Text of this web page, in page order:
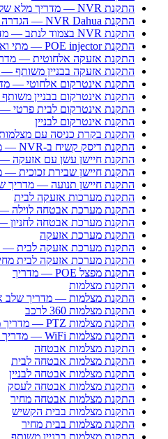
התקנת NVR — מדריך מלא שלב אחר שלב
התקנת NVR Dahua — הגדרה ראשונית מלאה
התקנת NVR בצמוד לנתב — מדריך חיבור
התקנת POE injector — מתי ואיך
התקנת אזעקה אלחוטית —
התקנת אזעקה בבניין משותף —
התקנת אינטרקום אלחוטי —
התקנת אינטרקום בבניין
התקנת אינטרקום לבית פרטי
התקנת אינטרקום לבניין
התקנת בקרת כניסה עם
התקנת דיסק קשיח ב-NVR — מדריך
התקנת חיישן עשן עם אזעקה
התקנת חיישן שבירת זכוכית —
התקנת חיישן תנועה — מדריך
התקנת מערכות אזעקה לבית
התקנת מערכת אבטחה לוילה
התקנת מערכת אבטחה לחניון
התקנת מערכת אזעקה
התקנת מערכת אזעקה לבית —
התקנת מערכת אזעקה לבית
התקנת מפצל POE — מדריך
התקנת מצלמות
התקנת מצלמות — מדריך שלב
התקנת מצלמות 360 לרכב
התקנת מצלמות PTZ — מדריך מקצועי
התקנת מצלמות WiFi — מדריך ביתי
התקנת מצלמות אבטחה
התקנת מצלמות אבטחה לבית
התקנת מצלמות אבטחה לבניין
התקנת מצלמות אבטחה לעסק
התקנת מצלמות אבטחה מחיר
התקנת מצלמות בבית הקשיש
התקנת מצלמות בבית מחיר